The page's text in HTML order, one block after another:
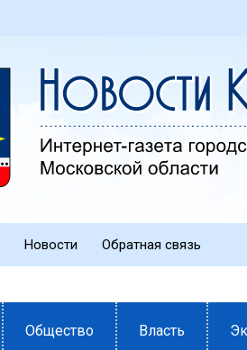
Новости Обратная связь
Общество Власть